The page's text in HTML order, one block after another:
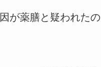
が薬膳と疑われたの